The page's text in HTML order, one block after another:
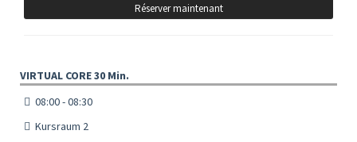
Réserver maintenant
VIRTUAL CORE 30 Min.
08:00 - 08:30
Kursraum 2